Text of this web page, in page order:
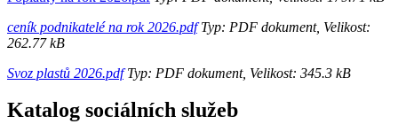
ceník podnikatelé na rok 2026.pdfTyp: PDF dokument, Velikost:
262.77 kB
Svoz plastů 2026.pdfTyp: PDF dokument, Velikost: 345.3 kB
Katalog sociálních služeb